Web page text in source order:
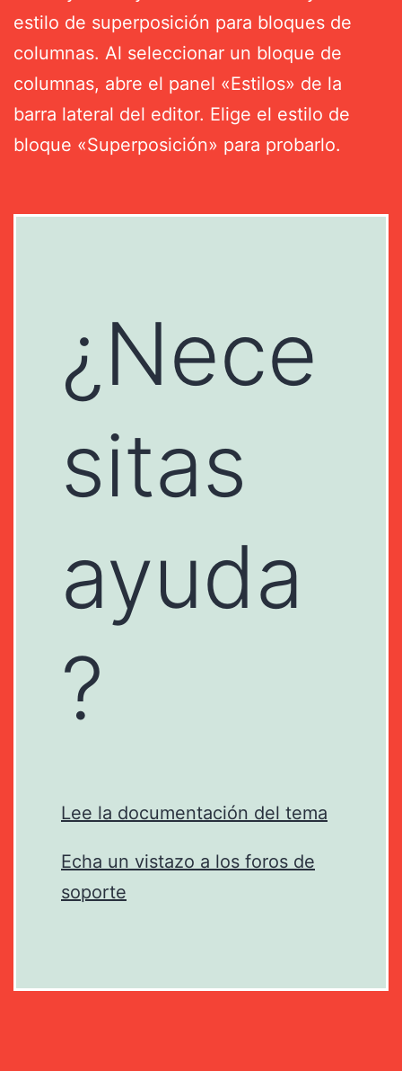
estilo de superposición para bloques de
columnas. Al seleccionar un bloque de
columnas, abre el panel «Estilos» de la
barra lateral del editor. Elige el estilo de
bloque «Superposición» para probarlo.
¿Nece
sitas
ayuda
?
Lee la documentación del tema
Echa un vistazo a los foros de
soporte